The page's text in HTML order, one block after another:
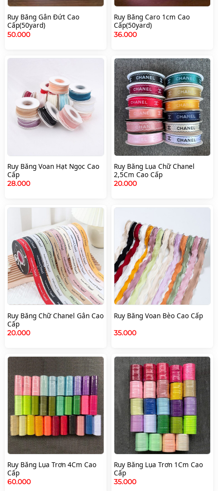
Ruy Băng Gân Đứt Cao
Cấp(50yard)
50.000
Ruy Băng Caro 1cm Cao
Cấp(50yard)
36.000
Ruy Băng Voan Hạt Ngọc Cao
Cấp
28.000
Ruy Băng Lụa Chữ Chanel
2,5Cm Cao Cấp
20.000
Ruy Băng Chữ Chanel Gân Cao
Cấp
20.000
Ruy Băng Voan Bèo Cao Cấp
35.000
Ruy Băng Lụa Trơn 4Cm Cao
Cấp
60.000
Ruy Băng Lụa Trơn 1Cm Cao
Cấp
35.000